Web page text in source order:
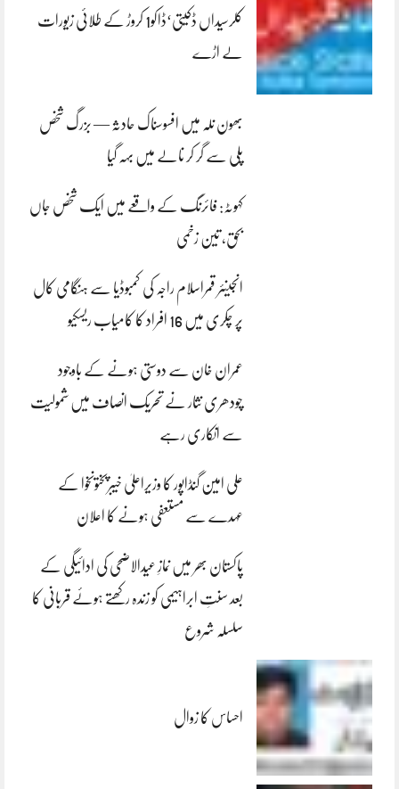
کلرسیداں ڈکیتی‘ڈاکو1 کروڑ کے طلائی زیورات
لے اڑے
بھون نلہ میں افسوسناک حادثہ — بزرگ شخص
پلی سے گر کر نالے میں بہہ گیا
کہوٹہ: فائرنگ کے واقعے میں ایک شخص جاں
بحق، تین زخمی
انجینئر قمراسلام راجہ کی کمبوڈیا سے ہنگامی کال
پر چکری میں 16 افراد کا کامیاب ریسکیو
عمران خان سے دوستی ہونے کے باوجود
چودھری نثار نے تحریک انصاف میں شمولیت
سے انکاری رہے
علی امین گنڈاپور کا وزیراعلیٰ خیبرپختونخوا کے
عہدے سے مستعفی ہونے کا اعلان
پاکستان بھر میں نمازِ عیدالاضحی کی ادائیگی کے
بعد سنتِ ابراہیمی کو زندہ رکھتے ہوئے قربانی کا
سلسلہ شروع
احساس کا زوال